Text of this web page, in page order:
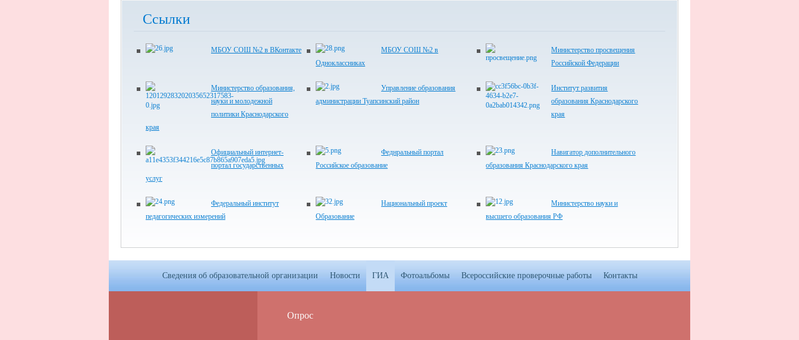
Ссылки
МБОУ СОШ №2 в ВКонтакте
МБОУ СОШ №2 в
Одноклассниках
Министерство просвещения
Российской Федерации
Министерство образования,
науки и молодежной
политики Краснодарского
края
Управление образования
администрации Туапсинский район
Институт развития
образования Краснодарского
края
Официальный интернет-
портал государственных
услуг
Феднральный портал
Российское образование
Навигатор дополнительного
образования Краснодарского края
Федеральный институт
педагогических измерений
Национальный проект
Образование
Министерство науки и
высшего образования РФ
Сведения об образовательной организации Новости ГИА Фотоальбомы Всероссийские проверочные работы Контакты
Опрос